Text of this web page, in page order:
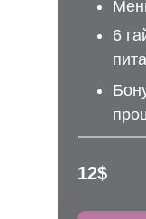
6
12$